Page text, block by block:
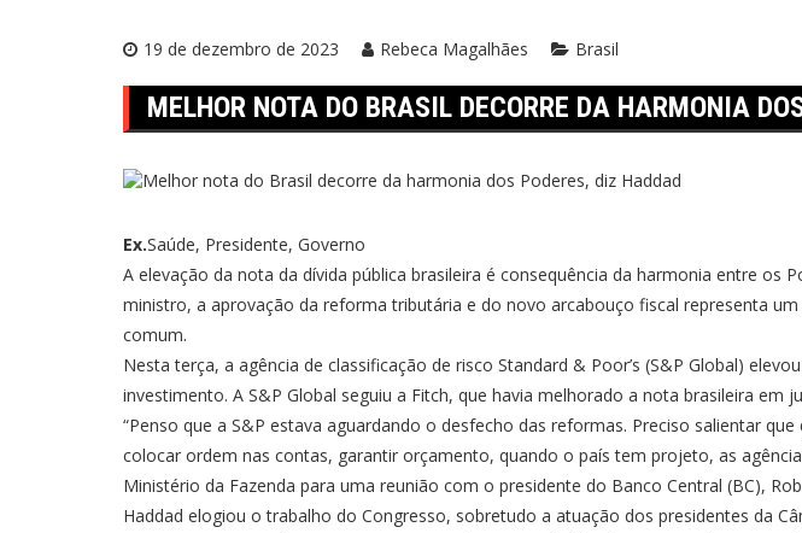
19 de dezembro de 2023 Rebeca Magalhães Brasil
MELHOR NOTA DO BRASIL DECORRE DA HARMONIA
Ex.Saúde, Presidente, Governo
A elevação da nota da dívida pública brasileira é consequência da harmonia entre os
ministro, a aprovação da reforma tributária e do novo arcabouço fiscal representa
comum.
Nesta terça, a agência de classificação de risco Standard & Poor’s (S&P Global)
investimento. A S&P Global seguiu a Fitch, que havia melhorado a nota brasileira em
“Penso que a S&P estava aguardando o desfecho das reformas. Preciso salientar
colocar ordem nas contas, garantir orçamento, quando o país tem projeto, as
Ministério da Fazenda para uma reunião com o presidente do Banco Central (BC),
Haddad elogiou o trabalho do Congresso, sobretudo a atuação dos presidentes da